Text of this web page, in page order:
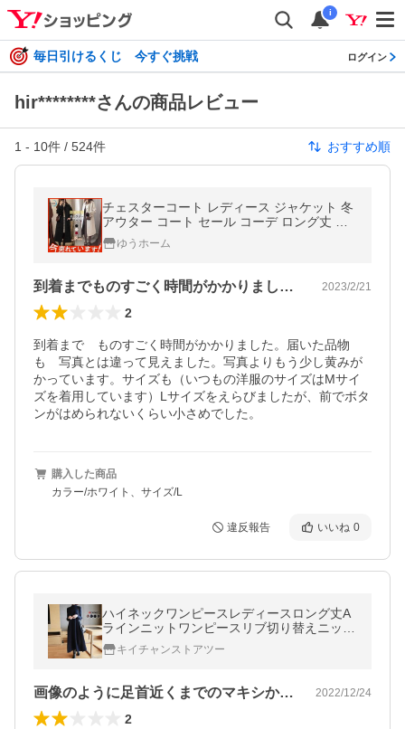
i
毎日引けるくじ 今すぐ挑戦 ログイン
hir********さんの商品レビュー
1 - 10件 / 524件 おすすめ順
チェスターコート レディース ジャケット 冬
アウター コート セール コーデ ロング丈 今
季大流行 防寒対策 羽織り スリム おしゃれ
ポケット付き
ゆうホーム
到着までものすごく時間がかかりました。… 2023/2/21
2
到着まで　ものすごく時間がかかりました。届いた品物
も　写真とは違って見えました。写真よりもう少し黄みが
かっています。サイズも（いつもの洋服のサイズはMサイ
ズを着用しています）Lサイズをえらびましたが、前でボタ
ンがはめられないくらい小さめでした。
購入した商品
カラー/ホワイト、サイズ/L
違反報告 いいね 0
ハイネックワンピースレディースロング丈A
ラインニットワンピースリブ切り替えニット
ワンピカジュアル
キイチャンストアツー
画像のように足首近くまでのマキシかと思… 2022/12/24
2